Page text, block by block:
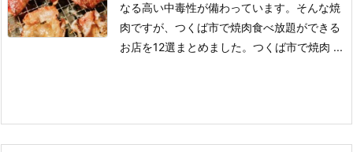
なる高い中毒性が備わっています。 そんな焼
肉ですが、つくば市で焼肉食べ放題ができる
お店を12選まとめました。 つくば市で焼肉 ...